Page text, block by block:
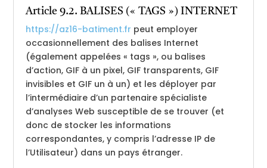
Article 9.2. BALISES (« TAGS ») INTERNET
https://az16-batiment.fr peut employer
occasionnellement des balises Internet
(également appelées « tags », ou balises
d’action, GIF à un pixel, GIF transparents, GIF
invisibles et GIF un à un) et les déployer par
l’intermédiaire d’un partenaire spécialiste
d’analyses Web susceptible de se trouver (et
donc de stocker les informations
correspondantes, y compris l’adresse IP de
l’Utilisateur) dans un pays étranger.